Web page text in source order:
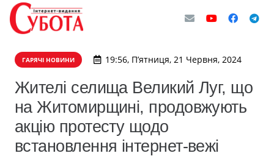
ГАРЯЧІ НОВИНИ 19:56, П’ятниця, 21 Червня, 2024
Жителі селища Великий Луг, що
на Житомирщині, продовжують
акцію протесту щодо
встановлення інтернет-вежі